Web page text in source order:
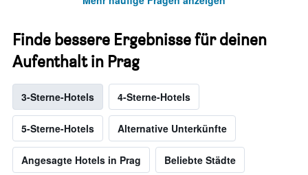
Finde bessere Ergebnisse für deinen
Aufenthalt in Prag
3-Sterne-Hotels 4-Sterne-Hotels
5-Sterne-Hotels Alternative Unterkünfte
Angesagte Hotels in Prag Beliebte Städte